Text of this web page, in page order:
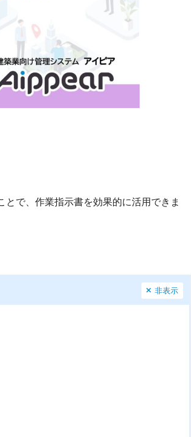
で、作業指示書を効果的に活用できま
非表示